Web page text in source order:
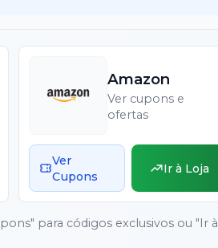
Amazon
Ver cupons e
ofertas
Ver
Cupons
Ir à Loja
para códigos exclusivos ou "Ir à